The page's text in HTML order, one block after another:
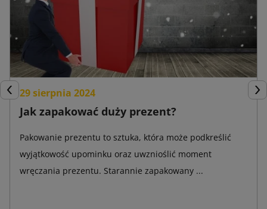
Poprzedni
29 sierpnia 2024
Jak zapakować duży prezent?
Pakowanie prezentu to sztuka, która może podkreślić
wyjątkowość upominku oraz uwznioślić moment
wręczania prezentu. Starannie zapakowany ...